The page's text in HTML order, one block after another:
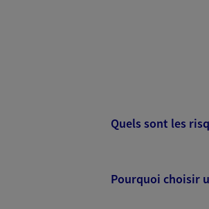
Quels sont les
Pourquoi choisir